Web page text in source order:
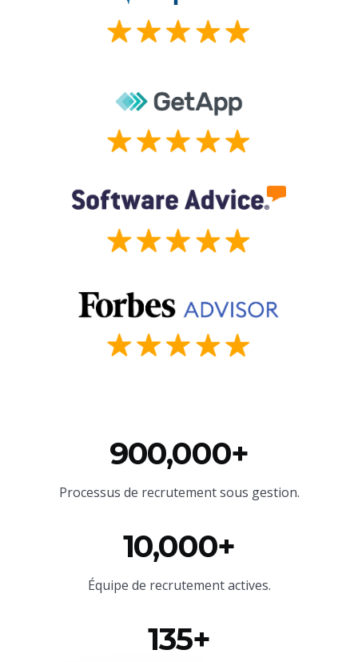
900,000+
Processus de recrutement sous gestion.
10,000+
Équipe de recrutement actives.
135+